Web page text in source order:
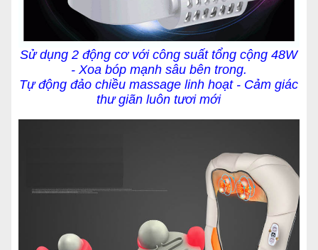
Sử dụng 2 động cơ với công suất tổng cộng 48W
- Xoa bóp mạnh sâu bên trong.
Tự động đảo chiều massage linh hoạt - Cảm giác
thư giãn luôn tươi mới